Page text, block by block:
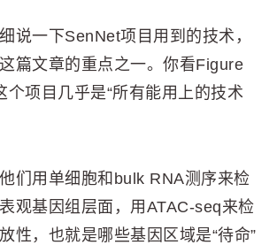
说一下SenNet项目用到的技术，
篇文章的重点之一。你看Figure
个项目几乎是“所有能用上的技术
们用单细胞和bulk RNA测序来检
观基因组层面，用ATAC-seq来检
性，也就是哪些基因区域是“待命”